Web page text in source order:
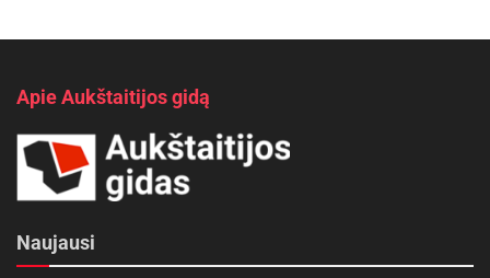
Apie Aukštaitijos gidą
Naujausi